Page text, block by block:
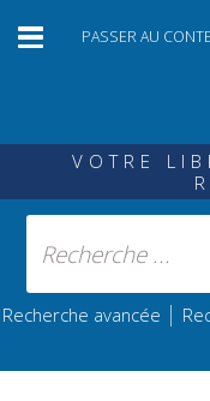
PASSER AU
VOTRE
Recherche avancée |